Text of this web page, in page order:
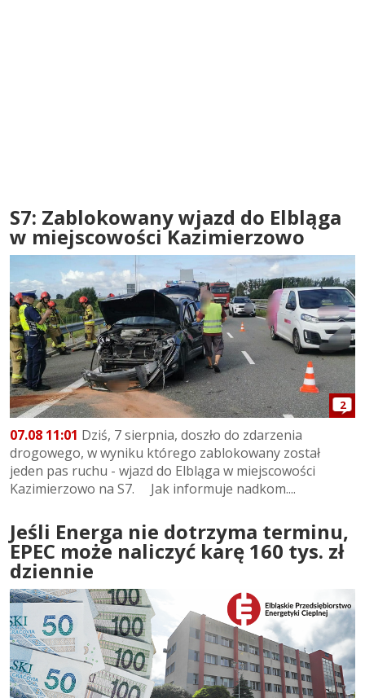
S7: Zablokowany wjazd do Elbląga
w miejscowości Kazimierzowo
2
07.08 11:01 Dziś, 7 sierpnia, doszło do zdarzenia
drogowego, w wyniku którego zablokowany został
jeden pas ruchu - wjazd do Elbląga w miejscowości
Kazimierzowo na S7. Jak informuje nadkom....
Jeśli Energa nie dotrzyma terminu,
EPEC może naliczyć karę 160 tys. zł
dziennie